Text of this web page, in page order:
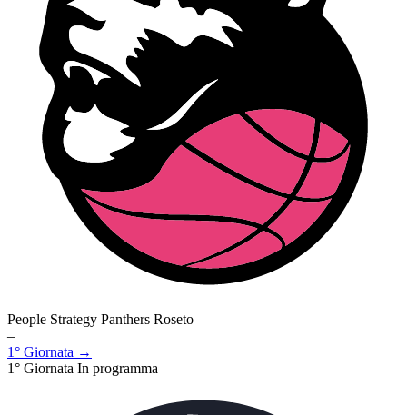
People Strategy Panthers Roseto
–
1° Giornata →
1° Giornata In programma